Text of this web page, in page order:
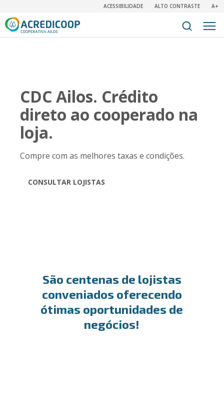
ACESSIBILIDADE ALTO CONTRASTE A+
CDC Ailos. Crédito
direto ao cooperado na
loja.
Compre com as melhores taxas e condições.
CONSULTAR LOJISTAS
São centenas de lojistas
conveniados oferecendo
ótimas oportunidades de
negócios!